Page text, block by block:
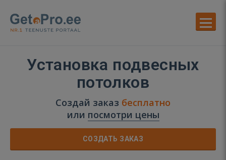
Установка подвесных
потолков
Создай заказ бесплатно
или посмотри цены
СОЗДАТЬ ЗАКАЗ